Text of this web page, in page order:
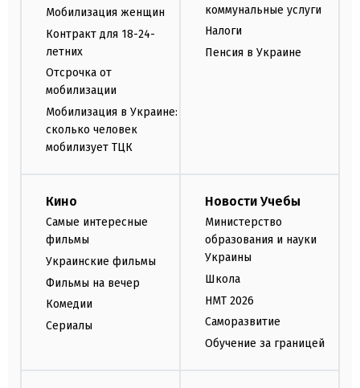
Мобилизация женщин
Контракт для 18-24-
летних
Отсрочка от
мобилизации
Мобилизация в Украине:
сколько человек
мобилизует ТЦК
коммунальные услуги
Налоги
Пенсия в Украине
Кино
Самые интересные
фильмы
Украинские фильмы
Фильмы на вечер
Комедии
Сериалы
Новости Учебы
Министерство
образования и науки
Украины
Школа
НМТ 2026
Саморазвитие
Обучение за границей